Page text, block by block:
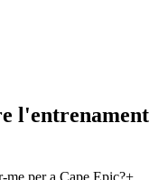
l'entrenament